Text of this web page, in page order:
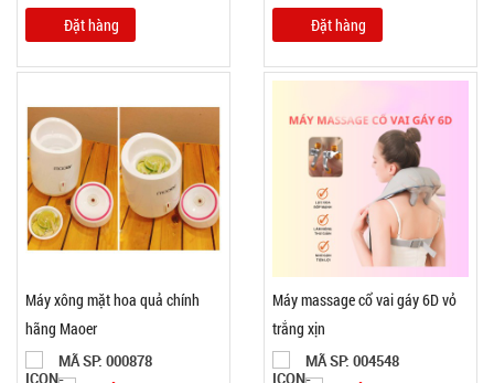
Đặt hàng Đặt hàng
Máy xông mặt hoa quả chính
hãng Maoer
MÃ SP: 000878
Máy massage cổ vai gáy 6D vỏ
trắng xịn
MÃ SP: 004548